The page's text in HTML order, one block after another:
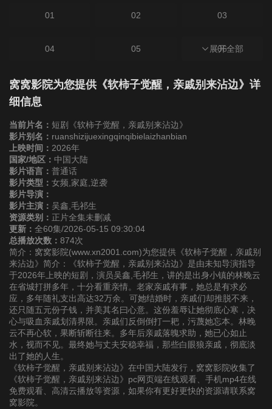
01 02 03
04 05 06
07 08 09
13
16
19
22 23 24
25 26 27
28 29 30
31 32 33
34 35 36
展开全部
窝窝影院为您提供《软柿子觉醒，亲戚别来沾边》详
细信息
当前片名： 短剧《软柿子觉醒，亲戚别来沾边》
影片别名： ruanshizijuexingqinqibielaizhanbian
上映时间： 2026年
国家/地区： 中国大陆
影片语言： 普通话
影片类型： 女频,家庭,逆袭
影片导演：
影片主演： 吴鑫,毛祁生
资源类别： 正片全集未删减
更新： 全60集/2026-05-15 09:30:04
总播放次数： 874次
简介：窝窝影院(www.xn2001.com)为您提供《软柿子觉醒，亲戚别
来沾边》简介：《软柿子觉醒，亲戚别来沾边》是由未知导演指导
于2026年上映的短剧，演员吴鑫,毛祁生，讲的是出身小镇的林晚云
在省城打拼多年，十分看重亲情。老家亲戚有事，她总是有求必
应，多年随礼支出高达32万余。可她结婚时，亲戚们却推脱不来，
还只随五元份子钱，并美其名曰心意。这份羞辱让她彻底心寒，决
心与吸血亲戚划清界限。亲戚们反倒倒打一耙，污蔑她忘本。林晚
云不再心软，果断斩断往来。多年后亲戚落魄求助，她已心如止
水，视而不见。最终她与丈夫安稳幸福，那些白眼狼亲戚，彻底淡
出了她的人生。
《软柿子觉醒，亲戚别来沾边》在中国大陆发行，窝窝影院收集了
《软柿子觉醒，亲戚别来沾边》pc网页端在线观看、手机mp4在线
免费观看、高清云播放等资源，如果你有更好更快的资源请联系窝
窝影院。